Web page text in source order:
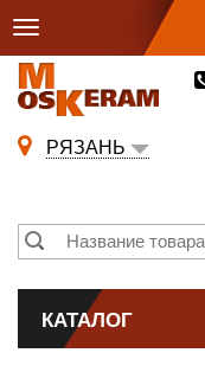
РЯЗАНЬ
КАТАЛОГ